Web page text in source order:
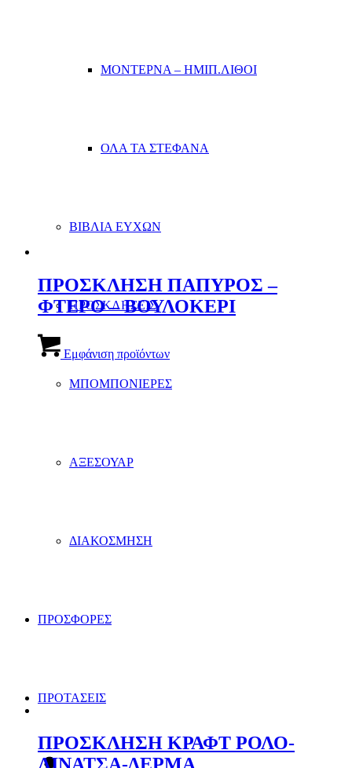
ΜΟΝΤΕΡΝΑ – ΗΜΙΠ.ΛΙΘΟΙ
ΟΛΑ ΤΑ ΣΤΕΦΑΝΑ
ΒΙΒΛΙΑ ΕΥΧΩΝ
ΠΡΟΣΚΛΗΣΕΙΣ
ΜΠΟΜΠΟΝΙΕΡΕΣ
ΑΞΕΣΟΥΑΡ
ΔΙΑΚΟΣΜΗΣΗ
ΠΡΟΣΦΟΡΕΣ
ΠΡΟΤΑΣΕΙΣ
ΠΡΟΣΚΛΗΣΗ ΠΑΠΥΡΟΣ –
ΦΤΕΡΟ – ΒΟΥΛΟΚΕΡΙ
Εμφάνιση προϊόντων
ΠΡΟΣΚΛΗΣΗ ΚΡΑΦΤ ΡΟΛΟ-